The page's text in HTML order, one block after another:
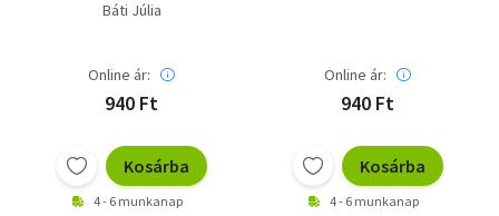
Báti Júlia
Online ár:
940 Ft
Kosárba
4 - 6 munkanap
Online ár:
940 Ft
Kosárba
4 - 6 munkanap